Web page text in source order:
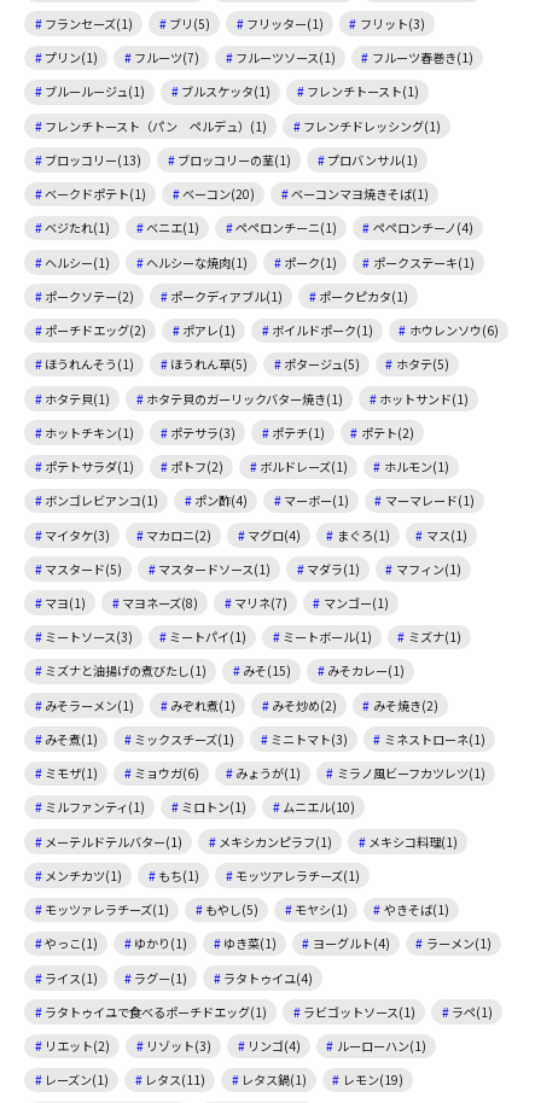
フランセーズ(1)
ブリ(5) フリッター(1)
フリット(3)
プリン(1)
フルーツ(7) フルーツソース(1)
フルーツ春巻き(1)
ブルールージュ(1)
ブルスケッタ(1)
フレンチトースト(1)
フレンチトースト（パン ペルデュ）(1)
フレンチドレッシング(1)
ブロッコリー(13)
ブロッコリーの茎(1)
プロバンサル(1)
ベークドポテト(1)
ベーコン(20)
ベーコンマヨ焼きそば(1)
ベジたれ(1)
ベニエ(1) ペペロンチーニ(1)
ペペロンチーノ(4)
ヘルシー(1)
ヘルシーな焼肉(1) ポーク(1)
ポークステーキ(1)
ポークソテー(2)
ポークディアブル(1)
ポークピカタ(1)
ポーチドエッグ(2)
ポアレ(1) ボイルドポーク(1)
ホウレンソウ(6)
ほうれんそう(1)
ほうれん草(5) ポタージュ(5)
ホタテ(5)
ホタテ貝(1)
ホタテ貝のガーリックバター焼き(1)
ホットサンド(1)
ホットチキン(1)
ポテサラ(3) ポテチ(1)
ポテト(2)
ポテトサラダ(1)
ポトフ(2) ボルドレーズ(1)
ホルモン(1)
ボンゴレビアンコ(1)
ポン酢(4) マーボー(1)
マーマレード(1)
マイタケ(3)
マカロニ(2) マグロ(4) まぐろ(1)
マス(1)
マスタード(5)
マスタードソース(1) マダラ(1)
マフィン(1)
マヨ(1)
マヨネーズ(8) マリネ(7)
マンゴー(1)
ミートソース(3)
ミートパイ(1) ミートボール(1)
ミズナ(1)
ミズナと油揚げの煮びたし(1)
みそ(15)
みそカレー(1)
みそラーメン(1)
みぞれ煮(1) みそ炒め(2)
みそ焼き(2)
みそ煮(1)
ミックスチーズ(1) ミニトマト(3)
ミネストローネ(1)
ミモザ(1)
ミョウガ(6) みょうが(1)
ミラノ風ビーフカツレツ(1)
ミルファンティ(1)
ミロトン(1)
ムニエル(10)
メーテルドテルバター(1)
メキシカンピラフ(1)
メキシコ料理(1)
メンチカツ(1)
もち(1)
モッツアレラチーズ(1)
モッツァレラチーズ(1)
もやし(5) モヤシ(1)
やきそば(1)
やっこ(1)
ゆかり(1) ゆき菜(1) ヨーグルト(4)
ラーメン(1)
ライス(1)
ラグー(1)
ラタトゥイユ(4)
ラタトゥイユで食べるポーチドエッグ(1)
ラビゴットソース(1)
ラペ(1)
リエット(2)
リゾット(3) リンゴ(4)
ルーローハン(1)
レーズン(1)
レタス(11) レタス鍋(1)
レモン(19)